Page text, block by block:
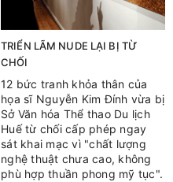
TRIỂN LÃM NUDE LẠI BỊ TỪ
CHỐI
12 bức tranh khỏa thân của
họa sĩ Nguyễn Kim Đính vừa bị
Sở Văn hóa Thể thao Du lịch
Huế từ chối cấp phép ngay
sát khai mạc vì "chất lượng
nghệ thuật chưa cao, không
phù hợp thuần phong mỹ tục".